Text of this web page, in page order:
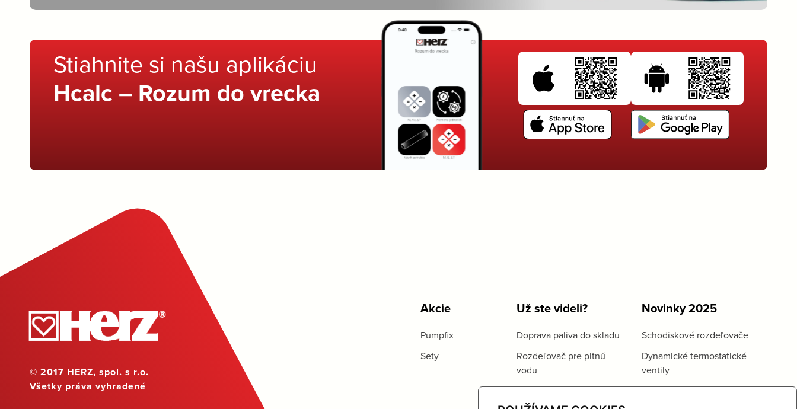
Stiahnite si našu aplikáciu
Hcalc – Rozum do vrecka
© 2017 HERZ, spol. s r.o.
Všetky práva vyhradené
Akcie
Pumpfix
Sety
Už ste videli?
Doprava paliva do skladu
Rozdeľovač pre pitnú
vodu
Novinky 2025
Schodiskové rozdeľovače
Dynamické termostatické
ventily